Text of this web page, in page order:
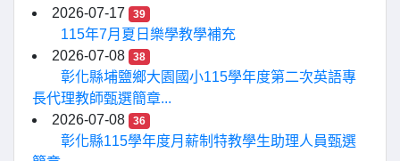
2026-07-17
39
115年7月夏日樂學教學補充
2026-07-08
38
彰化縣埔鹽鄉大園國小115學年度第二次英語專
長代理教師甄選簡章...
2026-07-08
36
彰化縣115學年度月薪制特教學生助理人員甄選